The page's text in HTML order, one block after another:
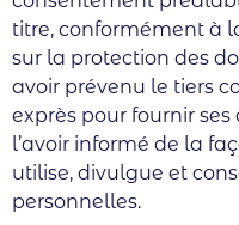
titre, conformément à
sur la protection des
avoir prévenu le tiers
exprès pour fournir
l’avoir informé de la
utilise, divulgue et
personnelles.